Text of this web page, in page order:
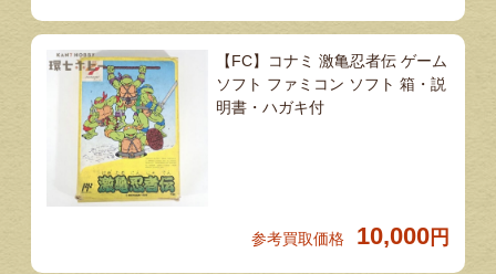
【FC】コナミ 激亀忍者伝 ゲーム
ソフト ファミコン ソフト 箱・説
明書・ハガキ付
参考買取価格 10,000 円